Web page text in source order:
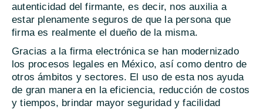
autenticidad del firmante, es decir, nos auxilia a
estar plenamente seguros de que la persona que
firma es realmente el dueño de la misma.
Gracias a la firma electrónica se han modernizado
los procesos legales en México, así como dentro de
otros ámbitos y sectores. El uso de esta nos ayuda
de gran manera en la eficiencia, reducción de costos
y tiempos, brindar mayor seguridad y facilidad